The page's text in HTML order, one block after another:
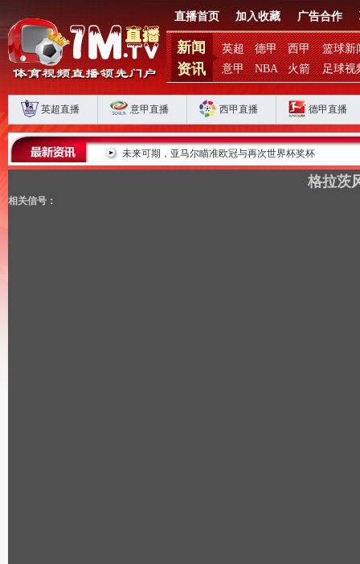
直播首页 加入收藏 广告合作
新闻
资讯
英超 德甲 西甲
篮球新
意甲
NBA 火箭 足球视
英超直播 意甲直播 西甲直播 德甲直播
之路 未来可期，亚马尔瞄准欧冠与再次世界杯奖杯
格拉茨
相关信号：